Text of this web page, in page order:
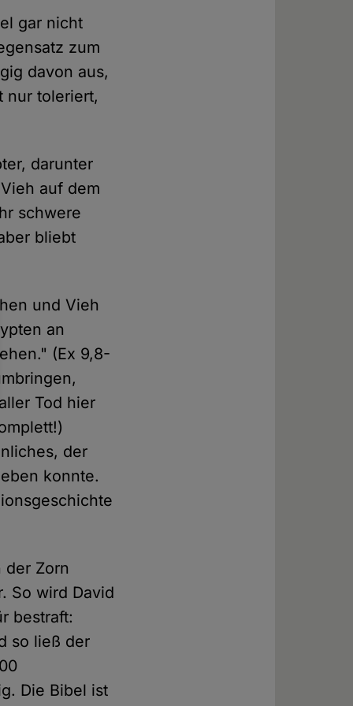
gar nicht
zum
davon aus,
nur toleriert,
darunter
auf dem
schwere
bliebt
und Vieh
an
(Ex 9,8-
Tod hier
der
konnte.
Zorn
So wird David
bestraft:
so ließ der
Die Bibel ist